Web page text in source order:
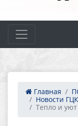
Главная
Новости
Тепло и